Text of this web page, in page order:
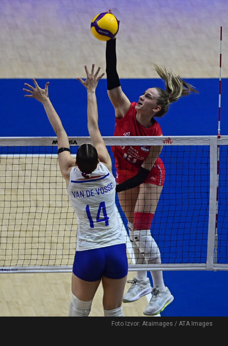
Foto Izvor: Ataimages / ATA Images